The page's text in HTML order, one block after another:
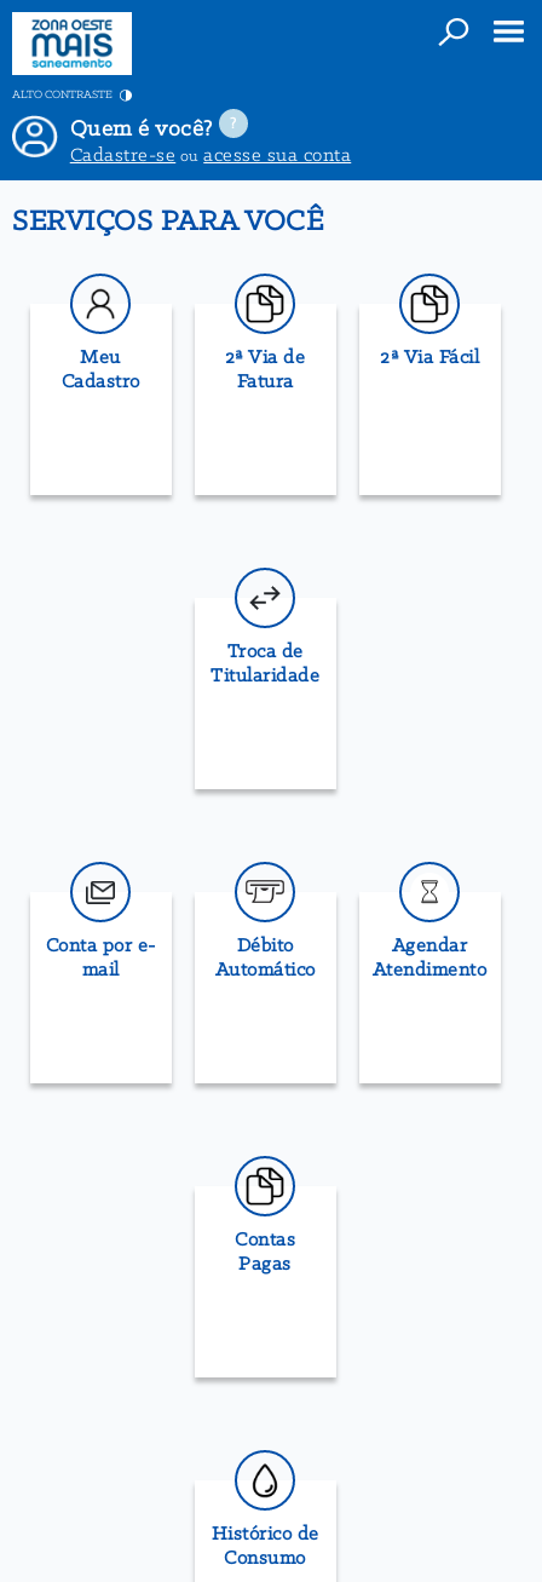
ALTO CONTRASTE
Quem é você?
Cadastre-se ouacesse sua conta
SERVIÇOS PARA VOCÊ
Meu
Cadastro
2ª Via de
Fatura
2ª Via Fácil
Troca de
Titularidade
Conta por e-
mail
Débito
Automático
Agendar
Atendimento
Contas
Pagas
Histórico de
Consumo